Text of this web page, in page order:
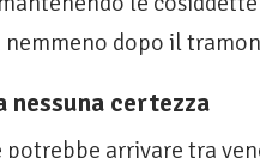
dopo il
nessuna certezza
arrivare tra